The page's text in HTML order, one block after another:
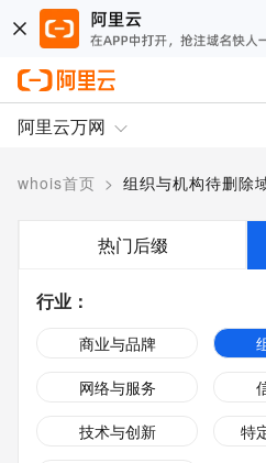
阿里云万网
whois首页 > 组织与机构待删除
热门后缀
行业 ：
商业与品牌
网络与服务
技术与创新
特